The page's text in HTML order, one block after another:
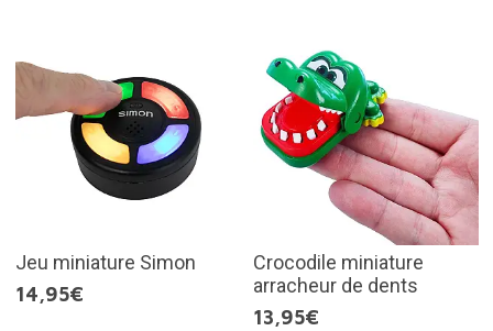
Jeu miniature Simon
14,95€
Crocodile miniature
arracheur de dents
13,95€